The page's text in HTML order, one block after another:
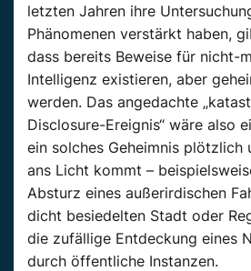
letzten Jahren ihre
Phänomenen verstärkt haben,
dass bereits Beweise für nicht-
Intelligenz existieren, aber
werden. Das angedachte
Disclosure-Ereignis“ wäre also
ein solches Geheimnis plötzlich
ans Licht kommt –
Absturz eines außerirdischen
dicht besiedelten Stadt oder
die zufällige Entdeckung eines
durch öffentliche Instanzen.